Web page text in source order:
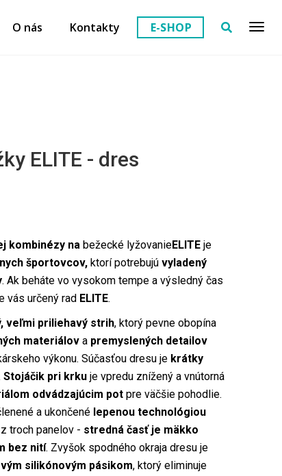
O nás Kontakty E-SHOP
ELITE - dres
kombinézy nabežecké lyžovanieELITEje
športovcov,ktorí potrebujú vyladený
. Ak beháte vo vysokom tempe a výsledný čas
vás určený rad ELITE.
veľmi priliehavý strih, ktorý pevne obopína
materiálova premyslených detailov
výkonu. Súčasťou dresu je krátky
Stojáčik pri krkuje vpredu znížený a vnútorná
odvádzajúcim potpre väčšie pohodlie.
a ukončené lepenou technológiou
troch panelov - stredná časť je mäkko
bez nití. Zvyšok spodného okraja dresu je
silikónovým pásikom, ktorý eliminuje